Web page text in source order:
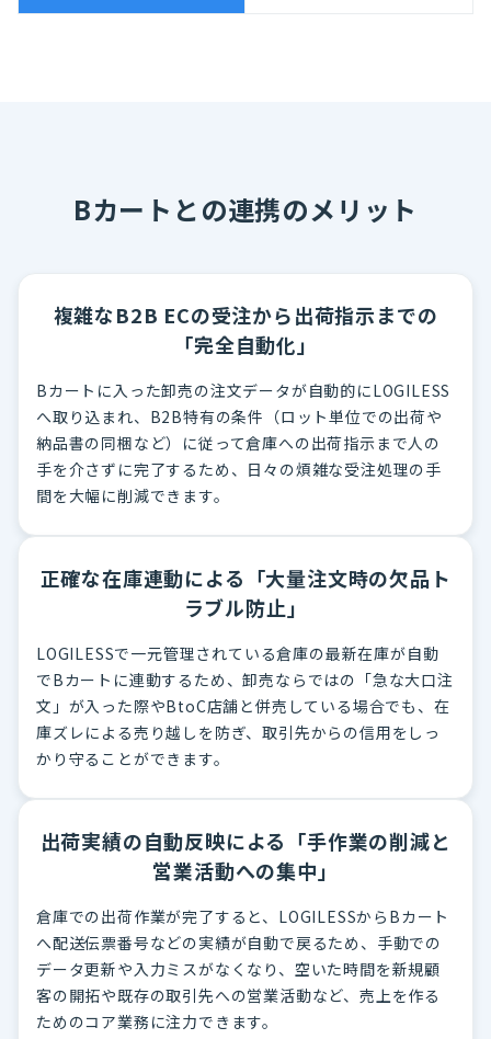
Bカートとの連携のメリット
複雑なB2B ECの受注から出荷指示までの
「完全自動化」
Bカートに入った卸売の注文データが自動的にLOGILESS
へ取り込まれ、B2B特有の条件（ロット単位での出荷や
納品書の同梱など）に従って倉庫への出荷指示まで人の
手を介さずに完了するため、日々の煩雑な受注処理の手
間を大幅に削減できます。
正確な在庫連動による「大量注文時の欠品ト
ラブル防止」
LOGILESSで一元管理されている倉庫の最新在庫が自動
でBカートに連動するため、卸売ならではの「急な大口注
文」が入った際やBtoC店舗と併売している場合でも、在
庫ズレによる売り越しを防ぎ、取引先からの信用をしっ
かり守ることができます。
出荷実績の自動反映による「手作業の削減と
営業活動への集中」
倉庫での出荷作業が完了すると、LOGILESSからBカート
へ配送伝票番号などの実績が自動で戻るため、手動での
データ更新や入力ミスがなくなり、空いた時間を新規顧
客の開拓や既存の取引先への営業活動など、売上を作る
ためのコア業務に注力できます。